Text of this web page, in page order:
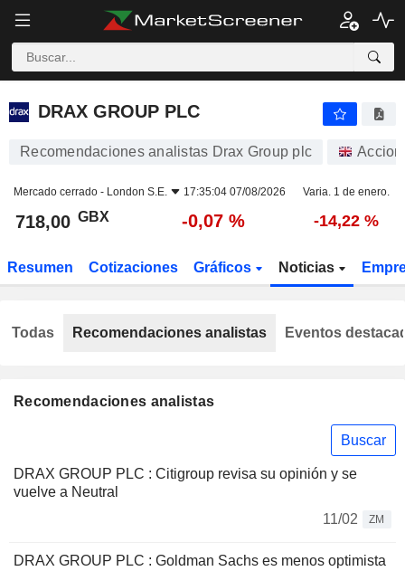
DRAX GROUP PLC
DRAX GROUP PLC
Recomendaciones analistas Drax Group plc
Mercado cerrado - London S.E. 17:35:04 07/08/2026 Varia. 1 de enero.
718,00 GBX -0,07 % -14,22 %
Resumen Cotizaciones Gráficos Noticias
Recomendaciones analistas
Buscar
DRAX GROUP PLC : Citigroup revisa su opinión y se
vuelve a Neutral
11/02
ZM
DRAX GROUP PLC : Goldman Sachs es menos optimista
Todas Recomendaciones analistas Eventos